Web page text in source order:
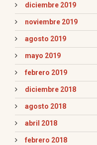
diciembre 2019
noviembre 2019
agosto 2019
mayo 2019
febrero 2019
diciembre 2018
agosto 2018
abril 2018
febrero 2018